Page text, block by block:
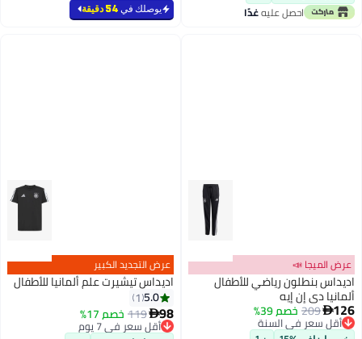
احصل عليهغدًا يوصلك في 54 دقيقة
عرض الميجا 📣
اديداس بنطلون رياضي للأطفال
ألمانيا دي إن إيه
126
209خصم 39%
أقل سعر في السنة
عرض التجديد الكبير
اديداس تيشيرت علم ألمانيا للأطفال
5.0
1
98
119 خصم 17%
أقل سعر في 7 يوم